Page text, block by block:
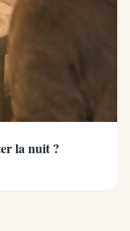
la nuit ?